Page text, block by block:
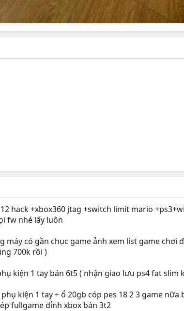
hack +xbox360 jtag +switch limit mario
fw nhé lấy luôn
máy có gần chục game ảnh xem list game
700k rồi )
kiện 1 tay bán 6t5 ( nhận giao lưu ps4 fat slim
kiện 1 tay + ổ 20gb cóp pes 18 2 3 game
fullgame đỉnh xbox bán 3t2